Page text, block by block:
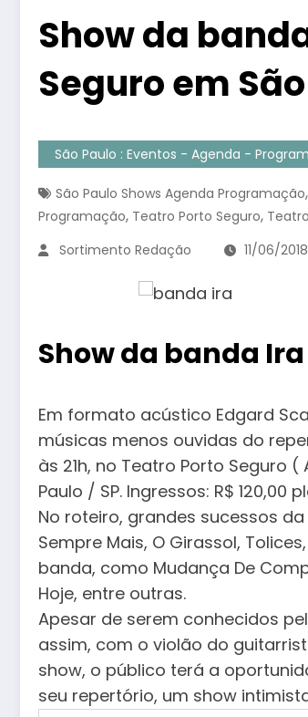
Show da
Seguro em
São Paulo : Eventos - Agenda -
São Paulo Shows Agenda Programação,
Programação, Teatro Porto Seguro,
Sortimento Redação
11/06/2018
Show da banda Ira
Em formato acústico Edgard
músicas menos ouvidas do
às 21h, no Teatro Porto Seguro
Paulo / SP. Ingressos: R$
No roteiro, grandes sucessos da
Sempre Mais, O Girassol,
banda, como Mudança De
Hoje, entre outras.
Apesar de serem conhecidos
assim, com o violão do
show, o público terá a
seu repertório, um show